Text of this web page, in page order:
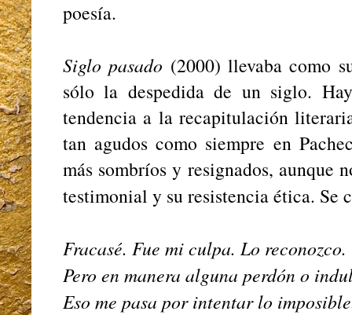
poesía.
Siglo pasado (2000) llevaba como
sólo la despedida de un siglo.
tendencia a la recapitulación
tan agudos como siempre en
más sombríos y resignados, aunque
testimonial y su resistencia ética. Se
Fracasé. Fue mi culpa. Lo reconozco.
Pero en manera alguna perdón o
Eso me pasa por intentar lo